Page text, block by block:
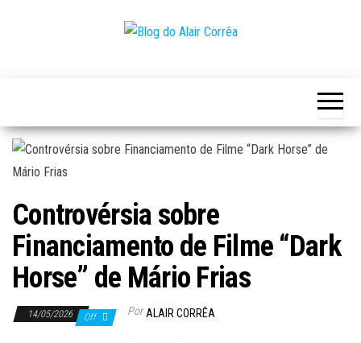
Corrêa
Mais…
Controvérsia sobre
Financiamento de Filme “Dark
Horse” de Mário Frias
14/05/2026 Off Por ALAIR CORRÊA